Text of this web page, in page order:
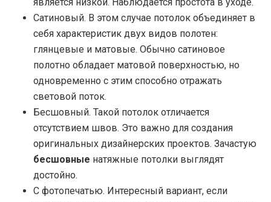
Сатиновый. В этом случае потолок объединяет в
себя характеристик двух видов полотен:
глянцевые и матовые. Обычно сатиновое
полотно обладает матовой поверхностью, но
одновременно с этим способно отражать
световой поток.
Бесшовный. Такой потолок отличается
отсутствием швов. Это важно для создания
оригинальных дизайнерских проектов. Зачастую
бесшовные натяжные потолки выглядят
достойно.
С фотопечатью. Интересный вариант, если